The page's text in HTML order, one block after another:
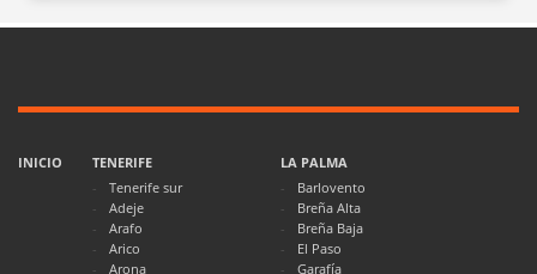
INICIO
TENERIFE
Tenerife sur
Adeje
Arafo
Arico
Arona
LA PALMA
Barlovento
Breña Alta
Breña Baja
El Paso
Garafía